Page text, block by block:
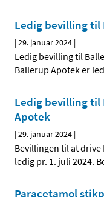
Ledig bevilling til
|29. januar 2024 |
Ledig bevilling til
Ballerup Apotek er
Ledig bevilling til
Apotek
|29. januar 2024 |
Bevillingen til at
ledig pr. 1. juli 2024.
Paracetamol